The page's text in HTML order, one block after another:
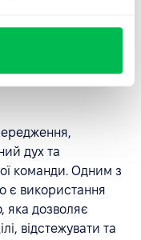
дух та
команди. Одним з
є використання
яка дозволяє
відстежувати та